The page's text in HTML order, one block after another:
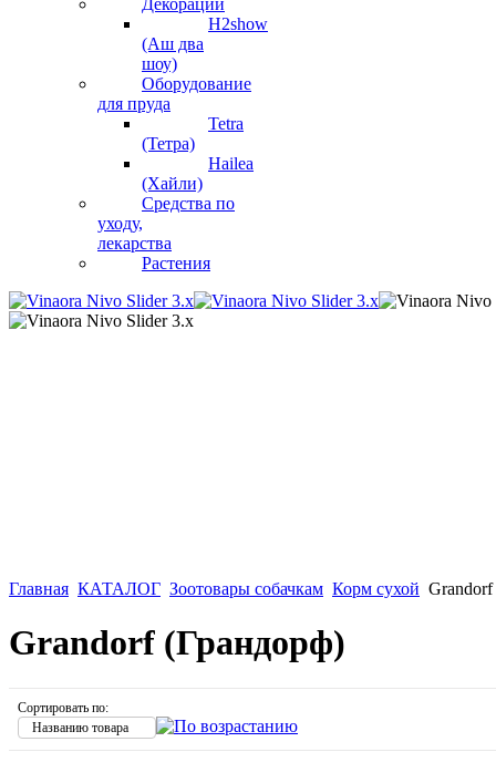
Декорации
H2show
(Аш два
шоу)
Оборудование
для пруда
Tetra
(Тетра)
Hailea
(Хайли)
Средства по
уходу,
лекарства
Растения
Главная КАТАЛОГ Зоотовары собачкам Корм сухой
Grandorf (Грандорф)
Сортировать по:
Названию товара